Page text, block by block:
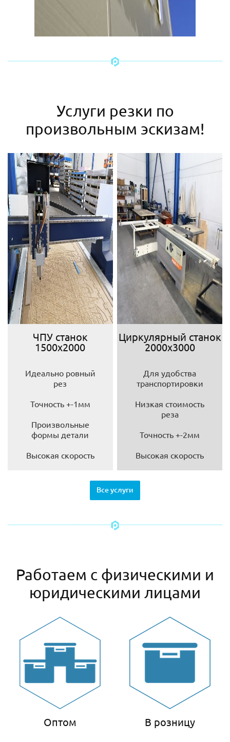
Услуги резки по
произвольным эскизам!
ЧПУ станок
1500х2000
Идеально ровный
рез
Точность +-1мм
Произвольные
формы детали
Высокая скорость
Циркулярный станок
2000х3000
Для удобства
транспортировки
Низкая стоимость
реза
Точность +-2мм
Высокая скорость
Все услуги
Работаем с физическими и
юридическими лицами
Оптом В розницу